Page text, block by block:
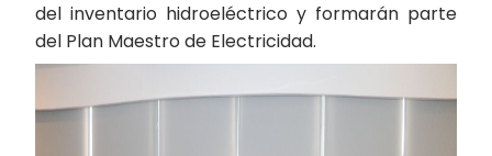
del inventario hidroeléctrico y formarán parte
del Plan Maestro de Electricidad.